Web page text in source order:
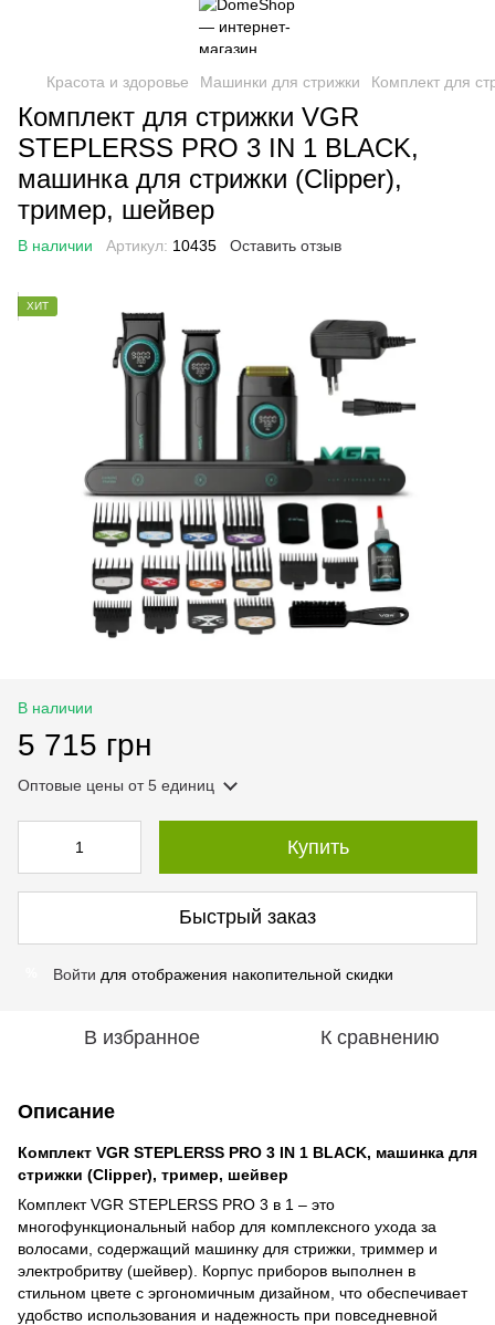
Красота и здоровье Машинки для стрижки Комплект для
Комплект для стрижки VGR
STEPLERSS PRO 3 IN 1 BLACK,
машинка для стрижки (Clipper),
тример, шейвер
В наличии Артикул: 10435 Оставить отзыв
ХИТ
В наличии
5 715 грн
Оптовые цены от 5 единиц
Купить
Быстрый заказ
Войти для отображения накопительной скидки
В избранное К сравнению
Описание
Комплект VGR STEPLERSS PRO 3 IN 1 BLACK, машинка для
стрижки (Clipper), тример, шейвер
Комплект VGR STEPLERSS PRO 3 в 1 – это
многофункциональный набор для комплексного ухода за
волосами, содержащий машинку для стрижки, триммер и
электробритву (шейвер). Корпус приборов выполнен в
стильном цвете с эргономичным дизайном, что обеспечивает
удобство использования и надежность при повседневной